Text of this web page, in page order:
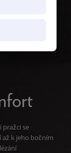
pražci se
až k jeho bočním